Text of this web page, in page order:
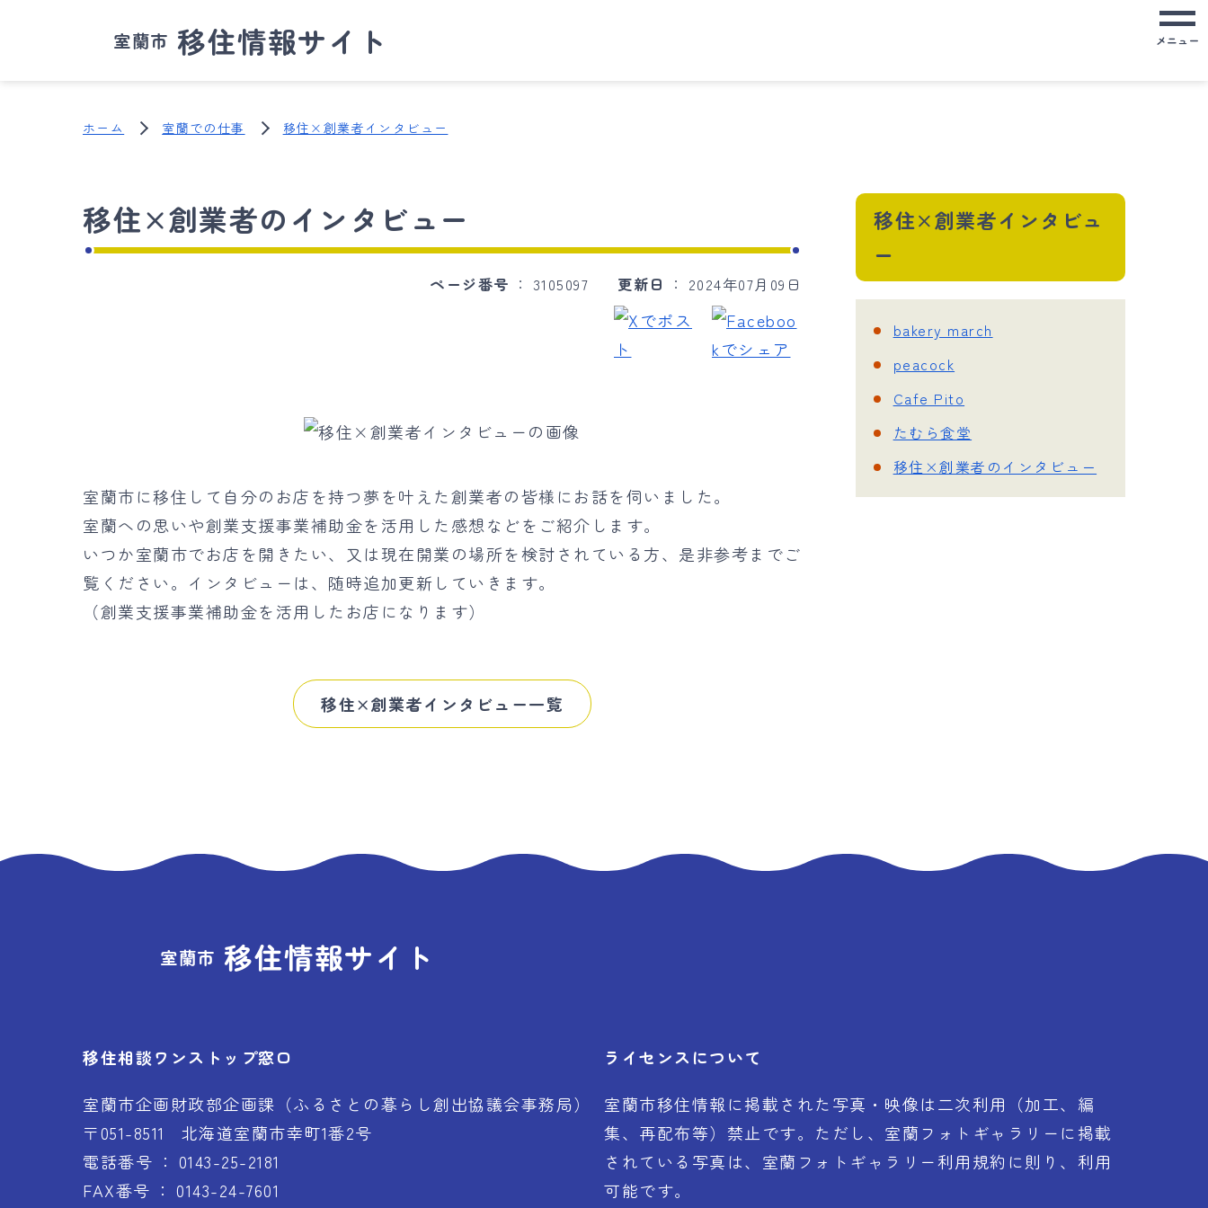
室蘭市 移住情報サイト メニュー
ホーム 室蘭での仕事 移住×創業者インタビュー
移住×創業者のインタビュー
ページ番号 3105097 更新日 2024年07月09日
室蘭市に移住して自分のお店を持つ夢を叶えた創業者の皆様にお話を伺いました。
室蘭への思いや創業支援事業補助金を活用した感想などをご紹介します。
いつか室蘭市でお店を開きたい、又は現在開業の場所を検討されている方、是非参考までご
覧ください。インタビューは、随時追加更新していきます。
（創業支援事業補助金を活用したお店になります）
移住×創業者インタビュー一覧
移住×創業者インタビュ
ー
bakery march
peacock
Cafe Pito
たむら食堂
移住×創業者のインタビュー
室蘭市 移住情報サイト
移住相談ワンストップ窓口
室蘭市企画財政部企画課（ふるさとの暮らし創出協議会事務局）
〒051-8511
北海道室蘭市幸町1番2号
電話番号
0143-25-2181
FAX番号
0143-24-7601
ライセンスについて
室蘭市移住情報に掲載された写真・映像は二次利用（加工、編
集、再配布等）禁止です。ただし、室蘭フォトギャラリーに掲載
されている写真は、室蘭フォトギャラリー利用規約に則り、利用
可能です。